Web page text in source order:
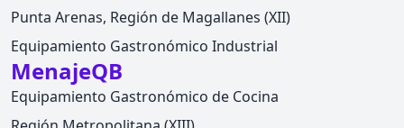
Punta Arenas, Región de Magallanes (XII)
Equipamiento Gastronómico Industrial
MenajeQB
Equipamiento Gastronómico de Cocina